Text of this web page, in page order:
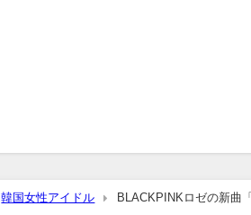
韓国女性アイドル BLACKPINKロゼの新曲